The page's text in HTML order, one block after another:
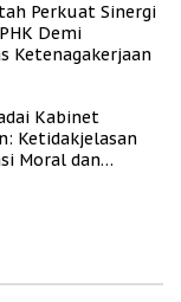
Perkuat Sinergi
Demi
Ketenagakerjaan
Kabinet
Ketidakjelasan
Moral dan